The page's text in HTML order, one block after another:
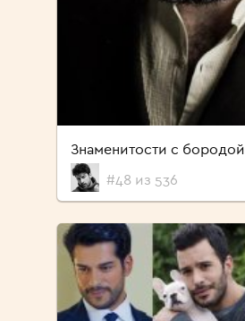
Знаменитости с бородой
#48 из 536